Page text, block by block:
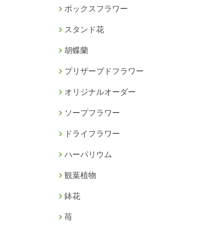
ボックスフラワー
スタンド花
胡蝶蘭
プリザーブドフラワー
オリジナルオーダー
ソープフラワー
ドライフラワー
ハーパリウム
観葉植物
鉢花
苺